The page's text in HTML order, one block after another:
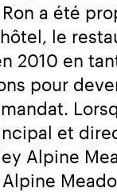
a été
le
2010 en
pour
et
Alpine